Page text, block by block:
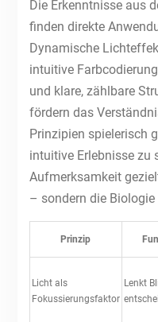
Die Erkenntnisse aus
finden direkte
Dynamische
intuitive
und klare, zählbare
fördern das
Prinzipien spielerisch
intuitive Erlebnisse zu
Aufmerksamkeit
– sondern die Biologie
Prinzip
Licht als
Fokussierungsfaktor
Lenkt